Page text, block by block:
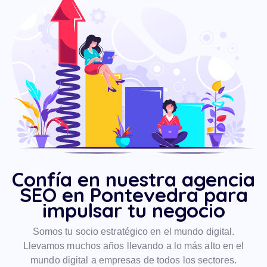
Confía en nuestra agencia
SEO en Pontevedra para
impulsar tu negocio
Somos tu socio estratégico en el mundo digital.
Llevamos muchos años llevando a lo más alto en el
mundo digital a empresas de todos los sectores.